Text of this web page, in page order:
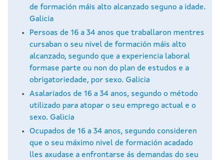
de formación máis alto alcanzado seguno a idade.
Galicia
Persoas de 16 a 34 anos que traballaron mentres
cursaban o seu nivel de formación máis alto
alcanzado, segundo que a experiencia laboral
formase parte ou non do plan de estudos e a
obrigatoriedade, por sexo. Galicia
Asalariados de 16 a 34 anos, segundo o método
utilizado para atopar o seu emprego actual e o
sexo. Galicia
Ocupados de 16 a 34 anos, segundo consideren
que o seu máximo nivel de formación acadado
lles axudase a enfrontarse ás demandas do seu